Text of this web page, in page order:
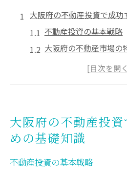
大阪府の不動産投資で成
不動産投資の基本戦略
大阪府の不動産市場の
地域選定のポイント
中長期視点のメリット
大阪府の不動産価値を押し
再開発プロジェクトの
インフラ整備の進展
大阪府の不動産投資
めの基礎知識
不動産投資の基本戦略